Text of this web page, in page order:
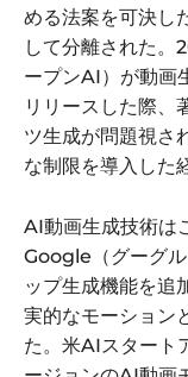
める法案を可決し
して分離された
ープンAI）が動画
リリースした際、
ツ生成が問題視さ
な制限を導入した
AI動画生成技術は
Google（グーグ
ップ生成機能を
実的なモーション
た。米AIスタート